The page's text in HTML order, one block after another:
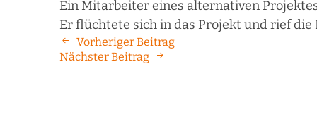
Ein Mitarbeiter eines alternativen
Er flüchtete sich in das Projekt und rief die
Vorheriger Beitrag
Nächster Beitrag